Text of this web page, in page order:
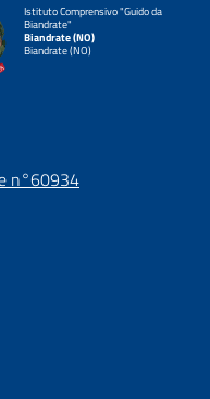
Istituto Comprensivo "Guido da
Biandrate"
Biandrate (NO)
Biandrate (NO)
n°60934